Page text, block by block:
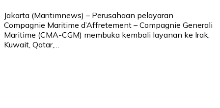
Jakarta (Maritimnews) – Perusahaan pelayaran
Compagnie Maritime d’Affretement – Compagnie Generali
Maritime (CMA-CGM) membuka kembali layanan ke Irak,
Kuwait, Qatar,…